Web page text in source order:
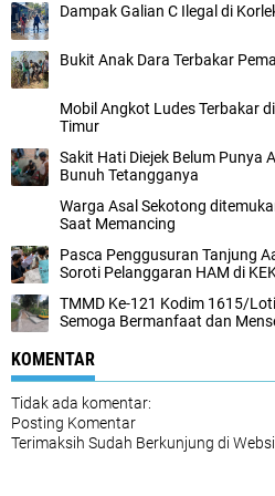
Dampak Galian C Ilegal di
Bukit Anak Dara Terbakar
Mobil Angkot Ludes Terbakar
Timur
Sakit Hati Diejek Belum Punya
Bunuh Tetangganya
Warga Asal Sekotong
Saat Memancing
Pasca Penggusuran Tanjung
Soroti Pelanggaran HAM di
TMMD Ke-121 Kodim 1615/
Semoga Bermanfaat dan
KOMENTAR
Tidak ada komentar:
Posting Komentar
Terimaksih Sudah Berkunjung di